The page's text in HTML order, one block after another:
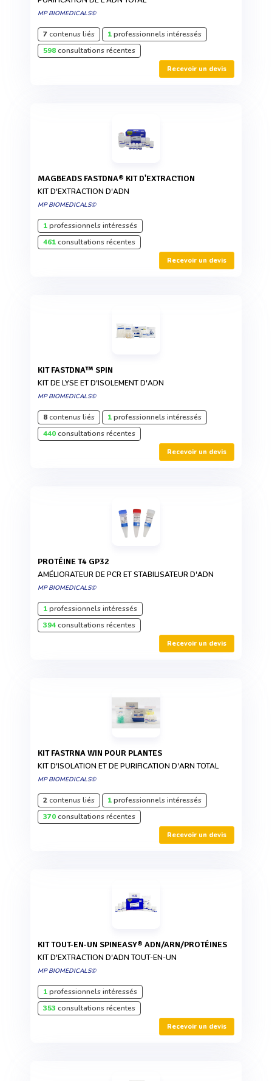
MP BIOMEDICALS©
7contenus liés 1professionnels intéressés
598consultations récentes
Recevoir un devis
MAGBEADS FASTDNA® KIT D'EXTRACTION
KIT D'EXTRACTION D'ADN
MP BIOMEDICALS©
1professionnels intéressés
461consultations récentes
Recevoir un devis
KIT FASTDNA™ SPIN
KIT DE LYSE ET D'ISOLEMENT D'ADN
MP BIOMEDICALS©
8contenus liés 1professionnels intéressés
440consultations récentes
Recevoir un devis
PROTÉINE T4 GP32
AMÉLIORATEUR DE PCR ET STABILISATEUR D'ADN
MP BIOMEDICALS©
1professionnels intéressés
394consultations récentes
Recevoir un devis
KIT FASTRNA WIN POUR PLANTES
KIT D'ISOLATION ET DE PURIFICATION D'ARN TOTAL
MP BIOMEDICALS©
2contenus liés 1professionnels intéressés
370consultations récentes
Recevoir un devis
KIT TOUT-EN-UN SPINEASY® ADN/ARN/PROTÉINES
KIT D'EXTRACTION D'ADN TOUT-EN-UN
MP BIOMEDICALS©
1professionnels intéressés
353 consultations récentes
Recevoir un devis